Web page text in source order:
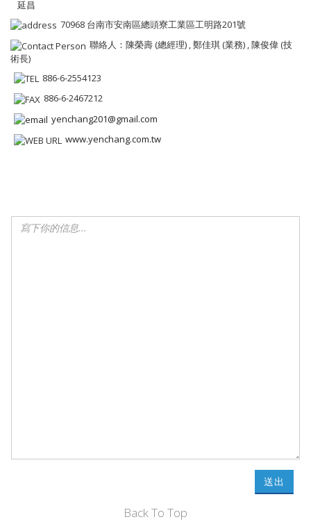
延昌
70968 台南市安南區總頭寮工業區工明路201號
聯絡人：陳榮壽 (總經理) , 鄭佳琪 (業務) , 陳俊偉 (技
術長)
886-6-2554123
886-6-2467212
yenchang201@gmail.com
www.yenchang.com.tw
送出
Back To Top